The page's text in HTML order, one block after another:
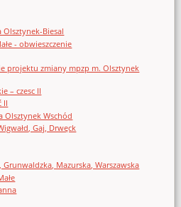
Olsztynek-Biesal
- obwieszczenie
projektu zmiany mpzp m. Olsztynek
– czesc II
II
Olsztynek Wschód
Gaj, Drwęck
Grunwaldzka, Mazurska, Warszawska